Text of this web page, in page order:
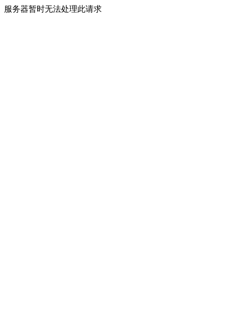
服务器暂时无法处理此请求